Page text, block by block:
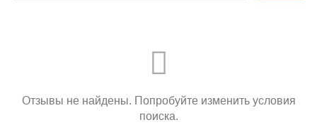
Отзывы не найдены. Попробуйте изменить условия
поиска.